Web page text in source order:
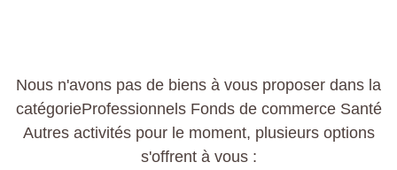
Nous n'avons pas de biens à vous proposer dans la
catégorieProfessionnels Fonds de commerce Santé
Autres activités pour le moment, plusieurs options
s'offrent à vous :